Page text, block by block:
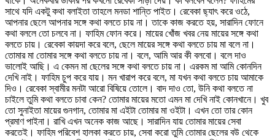
সাথে যদি একটু কথা বলাইতা তাহলে মনডা শান্তি পাইত। রেবেকা ছ্যাৎ করে ওঠে,
আপনার ছেলে আপনার সঙ্গে কথা বলতে চায় না। তাকে কাজ করতে হয়, সারাদিন ফোনে
কথা বললে তো চলবে না। ফাহিম ফোন করে। মায়ের খোঁজ খবর নেয় মায়ের সঙ্গে কথা
বলতে চায়। রেবেকা কায়দা করে বলে, ছেলে মায়ের সঙ্গে কথা বলতে চায় মা বলে না।
তোমার মা তোমার সঙ্গে কথা বলতে চায় না। বলে, আমি আর কী বলবো। বলে দাও
ভালোই আছি। এ কেমন মা ছেলের সঙ্গে কথা বলতে চায় না। এরকম মা আমি কোনদিন
দেখি নাই। ফাহিম চুপ করে যায়। মন খারাপ করে বলে, মা যখন কথা বলতে চায় আমাকে
দিও। রেবেকা স্বামীর মনটা আরো বিষিয়ে তোলে। বাদ দাও তো, উনি কথা বলতে না
চাইলে তুমি কথা বলতে চাবা কেন? তোমার মায়ের মতো এমন মা দেখি নাই কোনখানে। খুব
তো সুনাইতা মায়ের গুনগান, তোমার মা এইটা তোমার মা ওইটা। এখন তো তার কোন
প্রমাণ পাইনা। রাখি এখন অনেক কাজ আছে। সারাদিন যায় তোমার মায়ের সেবা
করতেই। ফাহিম পরিবেশ হালকা করতে চায়, সেবা করো তুমি তোমার ছেলের বউ থেকে